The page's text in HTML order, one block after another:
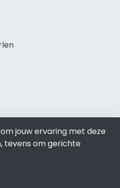
jouw ervaring met deze
tevens om gerichte